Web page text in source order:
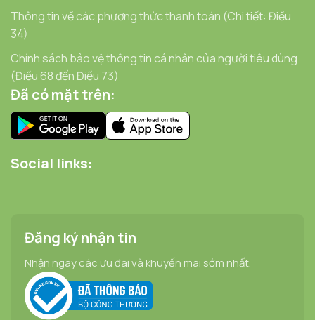
Thông tin về các phương thức thanh toán (Chi tiết: Điều
34)
Chính sách bảo vệ thông tin cá nhân của người tiêu dùng
(Điều 68 đến Điều 73)
Đã có mặt trên:
Social links:
Đăng ký nhận tin
Nhận ngay các ưu đãi và khuyến mãi sớm nhất.